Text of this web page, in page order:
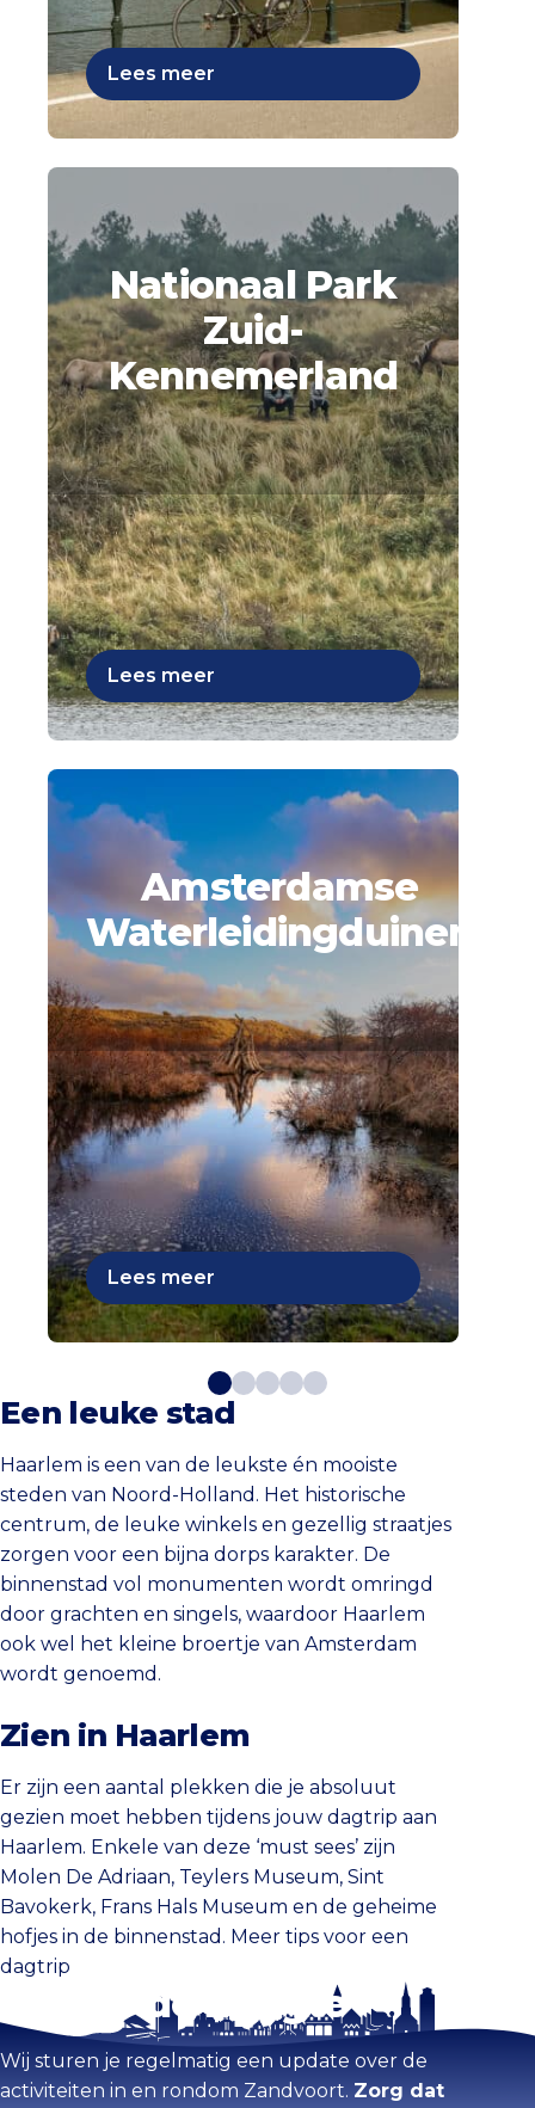
Lees meer
Nationaal Park
Zuid-
Kennemerland
Lees meer
Amsterdamse
Waterleidingduinen
Lees meer
Een leuke stad
Haarlem is een van de leukste én mooiste
steden van Noord-Holland. Het historische
centrum, de leuke winkels en gezellig straatjes
zorgen voor een bijna dorps karakter. De
binnenstad vol monumenten wordt omringd
door grachten en singels, waardoor Haarlem
ook wel het kleine broertje van Amsterdam
wordt genoemd.
Zien in Haarlem
Er zijn een aantal plekken die je absoluut
gezien moet hebben tijdens jouw dagtrip aan
Haarlem. Enkele van deze ‘must sees’ zijn
Molen De Adriaan, Teylers Museum, Sint
Bavokerk, Frans Hals Museum en de geheime
hofjes in de binnenstad. Meer tips voor een
dagtrip
Blijf op de hoogte
Wij sturen je regelmatig een update over de
activiteiten in en rondom Zandvoort. Zorg dat